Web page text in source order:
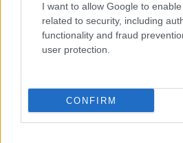
I want to allow Google to
related to security, including
functionality and fraud
user protection.
CONFIRM
Mario Malu